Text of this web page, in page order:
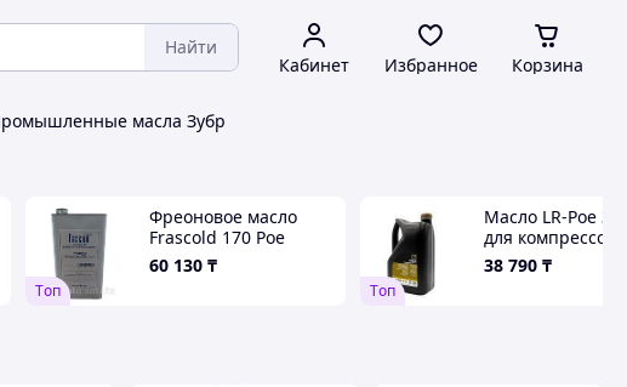
Найти
Кабинет Избранное Корзина
масла Зубр
Tоп
Фреоновое масло
Frascold 170 Poe
синтетическое 5 л
60 130 ₸
Tоп
Масло LR-Poe
для компрессора
синтетическое
38 790 ₸